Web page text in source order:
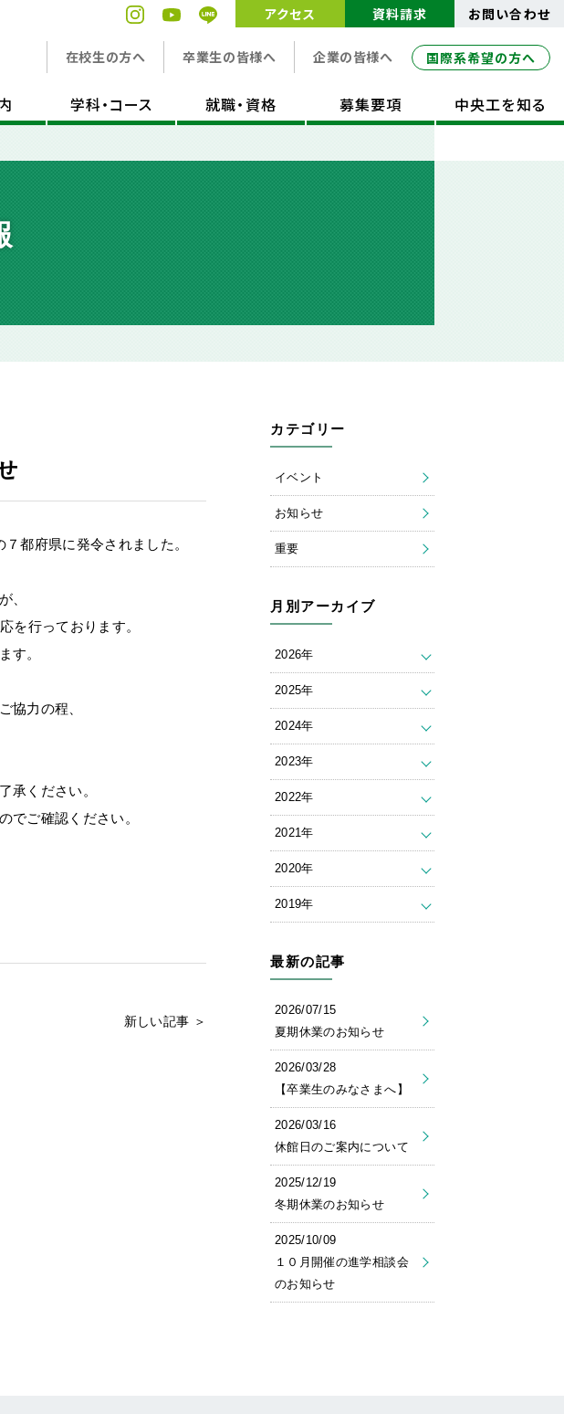
アクセス 資料請求 お問い合わせ
在校生の方へ 卒業生の皆様へ 企業の皆様へ 国際系希望の方へ
学科・コース 就職・資格 募集要項 中央工を知る
都府県に発令されました。
、
を行っております。
す。
協力の程、
承ください。
ご確認ください。
新しい記事 ＞
カテゴリー
イベント
お知らせ
重要
月別アーカイブ
2026年
2025年
2024年
2023年
2022年
2021年
2020年
2019年
最新の記事
2026/07/15
夏期休業のお知らせ
2026/03/28
【卒業生のみなさまへ】
2026/03/16
休館日のご案内について
2025/12/19
冬期休業のお知らせ
2025/10/09
１０月開催の進学相談会
のお知らせ